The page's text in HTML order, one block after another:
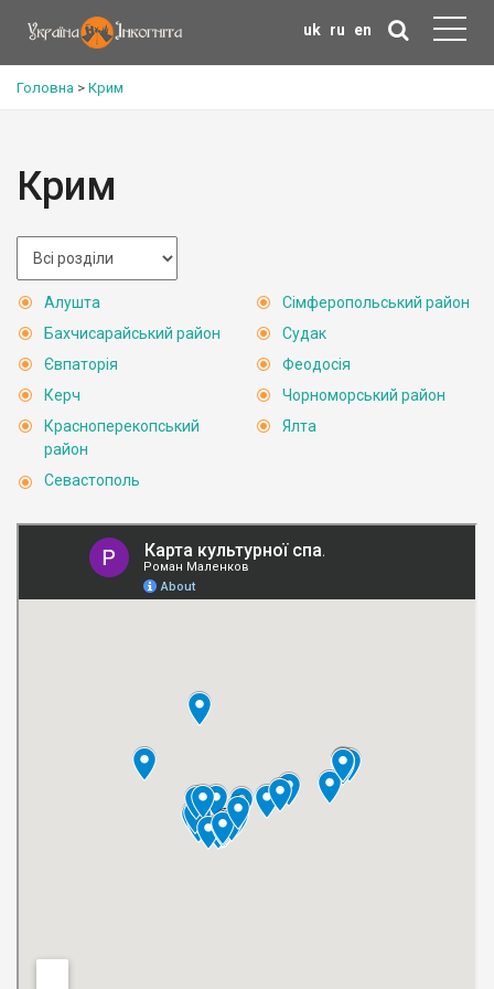
uk ru en
Головна > Крим
Крим
Алушта
Бахчисарайський район
Євпаторія
Керч
Красноперекопський
район
Севастополь
Сімферопольський район
Судак
Феодосія
Чорноморський район
Ялта